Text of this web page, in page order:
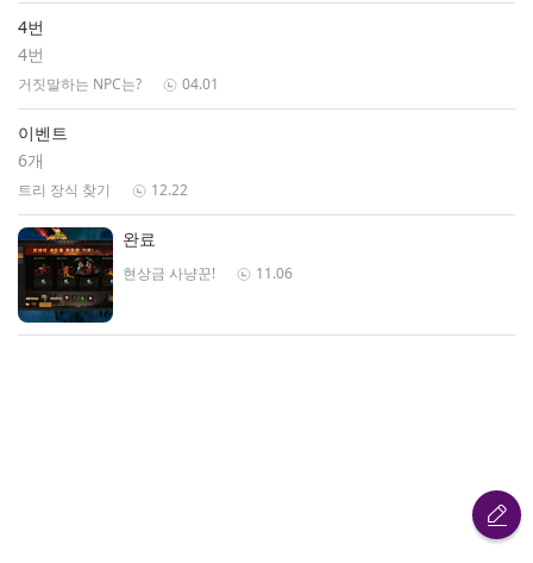
4번
4번
거짓말하는 NPC는? 04.01
이벤트
6개
트리 장식 찾기 12.22
완료
현상금 사냥꾼! 11.06